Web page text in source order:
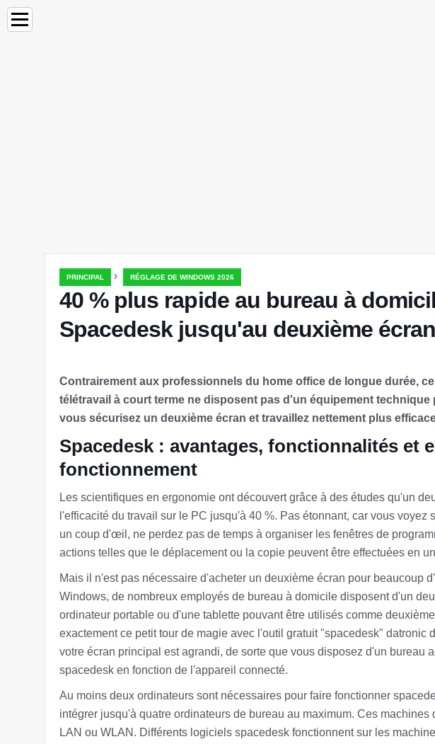
PRINCIPAL › RÉGLAGE DE WINDOWS 2026
40 % plus rapide au bureau à
Spacedesk jusqu'au deuxième écran
Contrairement aux professionnels du home office de longue durée,
télétravail à court terme ne disposent pas d'un équipement technique
vous sécurisez un deuxième écran et travaillez nettement plus
Spacedesk : avantages, fonctionnalités et
fonctionnement
Les scientifiques en ergonomie ont découvert grâce à des études qu'un
l'efficacité du travail sur le PC jusqu'à 40 %. Pas étonnant, car vous voyez
un coup d'œil, ne perdez pas de temps à organiser les fenêtres de
actions telles que le déplacement ou la copie peuvent être effectuées en
Mais il n'est pas nécessaire d'acheter un deuxième écran pour beaucoup
Windows, de nombreux employés de bureau à domicile disposent d'un
ordinateur portable ou d'une tablette pouvant être utilisés comme
exactement ce petit tour de magie avec l'outil gratuit "spacedesk" datronic
votre écran principal est agrandi, de sorte que vous disposez d'un bureau
spacedesk en fonction de l'appareil connecté.
Au moins deux ordinateurs sont nécessaires pour faire fonctionner
intégrer jusqu'à quatre ordinateurs de bureau au maximum. Ces machines
LAN ou WLAN. Différents logiciels spacedesk fonctionnent sur les